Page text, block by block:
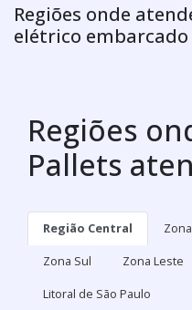
Regiões onde
elétrico embarcado
Regiões
Pallets
Região Central
Zona Sul
Zona Leste
Litoral de São Paulo